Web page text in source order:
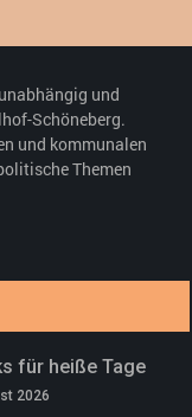
und
Schöneberg.
und kommunalen
Themen
für heiße Tage
2026